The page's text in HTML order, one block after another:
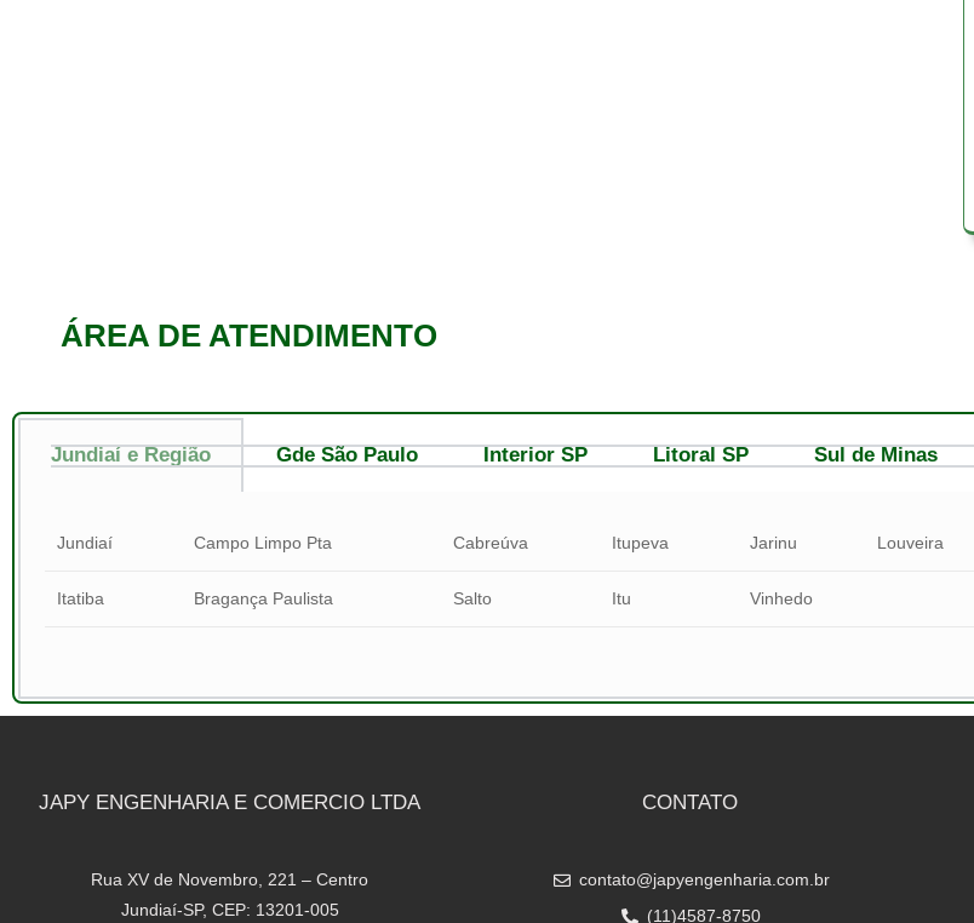
ÁREA DE ATENDIMENTO
Jundiaí e Região Gde São Paulo Interior SP Litoral SP Sul de Minas
Jundiaí Campo Limpo Pta Cabreúva Itupeva Jarinu Louveira
Itatiba Bragança Paulista Salto Itu Vinhedo
JAPY ENGENHARIA E COMERCIO LTDA
Rua XV de Novembro, 221 – Centro
Jundiaí-SP, CEP: 13201-005
CONTATO
contato@japyengenharia.com.br
(11)4587-8750